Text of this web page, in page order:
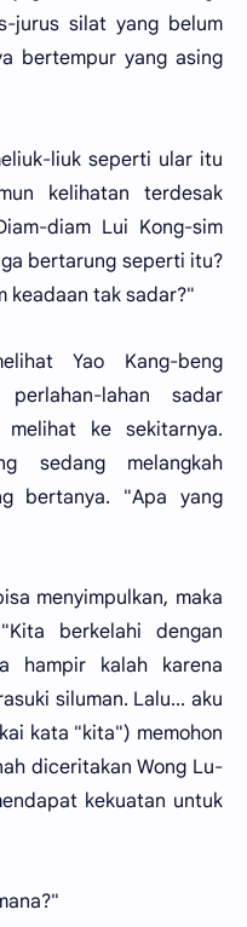
jurus silat yang belum
bertempur yang asing
liuk seperti ular itu
kelihatan terdesak
diam Lui Kong-sim
bertarung seperti itu?
keadaan tak sadar?"
Yao Kang-beng
lahan sadar
ke sekitarnya.
sedang melangkah
bertanya. "Apa yang
menyimpulkan, maka
berkelahi dengan
hampir kalah karena
siluman. Lalu... aku
kata "kita") memohon
diceritakan Wong Lu-
kekuatan untuk